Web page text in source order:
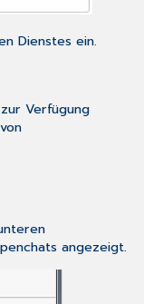
Dienstes ein.
Verfügung
angezeigt.